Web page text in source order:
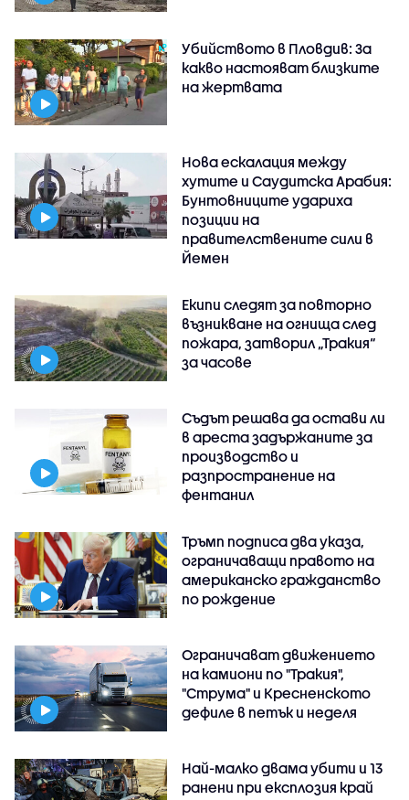
Убийството в Пловдив: За
какво настояват близките
на жертвата
Нова ескалация между
хутите и Саудитска Арабия:
Бунтовниците удариха
позиции на
правителствените сили в
Йемен
Екипи следят за повторно
възникване на огнища след
пожара, затворил „Тракия“
за часове
Съдът решава да остави ли
в ареста задържаните за
производство и
разпространение на
фентанил
Тръмп подписа два указа,
ограничаващи правото на
американско гражданство
по рождение
Ограничават движението
на камиони по "Тракия",
"Струма" и Кресненското
дефиле в петък и неделя
Най-малко двама убити и 13
ранени при експлозия край